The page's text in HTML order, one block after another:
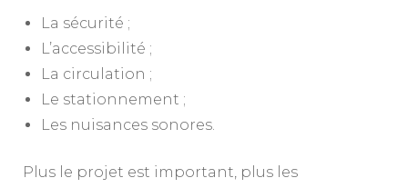
La sécurité ;
L’accessibilité ;
La circulation ;
Le stationnement ;
Les nuisances sonores.
Plus le projet est important, plus les